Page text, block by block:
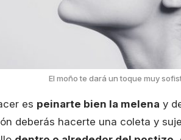
El moño te dará un toque muy
es peinarte bien la melena y
deberás hacerte una coleta y